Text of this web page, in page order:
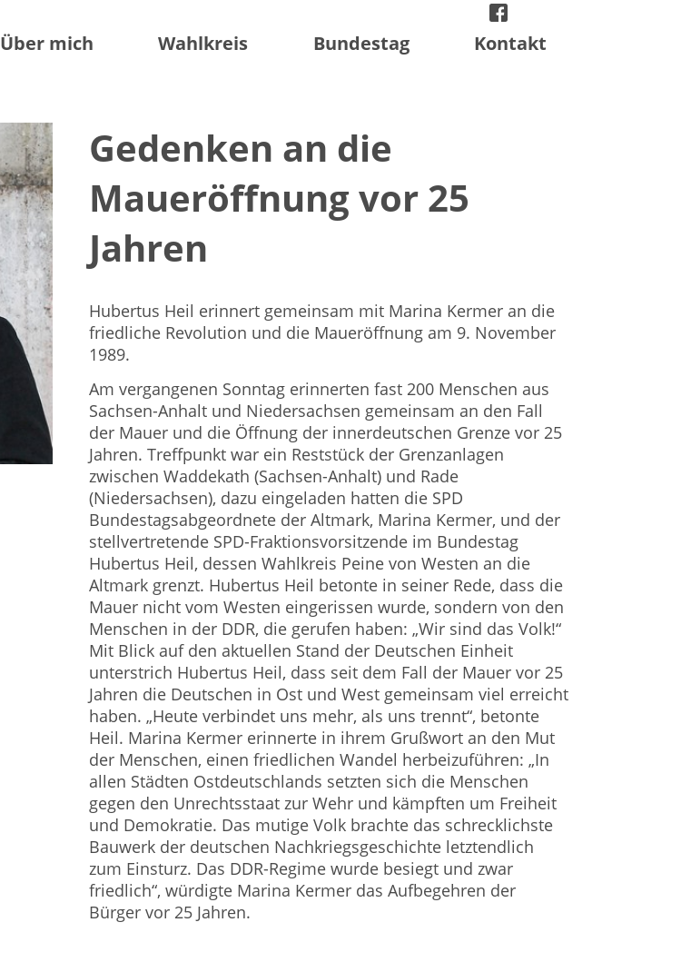
facebook
Über mich Wahlkreis Bundestag Kontakt
Gedenken an die
Maueröffnung vor 25
Jahren
Hubertus Heil erinnert gemeinsam mit Marina Kermer an die
friedliche Revolution und die Maueröffnung am 9. November
1989.
Am vergangenen Sonntag erinnerten fast 200 Menschen aus
Sachsen-Anhalt und Niedersachsen gemeinsam an den Fall
der Mauer und die Öffnung der innerdeutschen Grenze vor 25
Jahren. Treffpunkt war ein Reststück der Grenzanlagen
zwischen Waddekath (Sachsen-Anhalt) und Rade
(Niedersachsen), dazu eingeladen hatten die SPD
Bundestagsabgeordnete der Altmark, Marina Kermer, und der
stellvertretende SPD-Fraktionsvorsitzende im Bundestag
Hubertus Heil, dessen Wahlkreis Peine von Westen an die
Altmark grenzt. Hubertus Heil betonte in seiner Rede, dass die
Mauer nicht vom Westen eingerissen wurde, sondern von den
Menschen in der DDR, die gerufen haben: „Wir sind das Volk!“
Mit Blick auf den aktuellen Stand der Deutschen Einheit
unterstrich Hubertus Heil, dass seit dem Fall der Mauer vor 25
Jahren die Deutschen in Ost und West gemeinsam viel erreicht
haben. „Heute verbindet uns mehr, als uns trennt“, betonte
Heil. Marina Kermer erinnerte in ihrem Grußwort an den Mut
der Menschen, einen friedlichen Wandel herbeizuführen: „In
allen Städten Ostdeutschlands setzten sich die Menschen
gegen den Unrechtsstaat zur Wehr und kämpften um Freiheit
und Demokratie. Das mutige Volk brachte das schrecklichste
Bauwerk der deutschen Nachkriegsgeschichte letztendlich
zum Einsturz. Das DDR-Regime wurde besiegt und zwar
friedlich“, würdigte Marina Kermer das Aufbegehren der
Bürger vor 25 Jahren.